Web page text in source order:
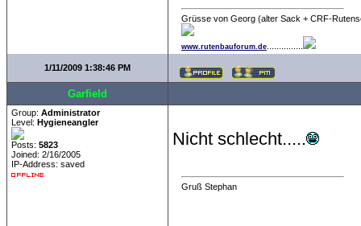
Grüsse von Georg (alter Sack + CRF-
www.rutenbauforum.de
1/11/2009 1:38:46 PM
Garfield
Group: Administrator
Level: Hygieneangler
Posts: 5823
Joined: 2/16/2005
IP-Address: saved
Nicht schlecht.....
Gruß Stephan